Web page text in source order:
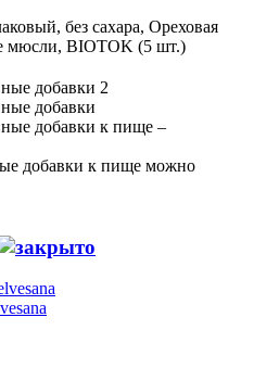
без сахара, Ореховая
мюсли, BIOTOK (5 шт.)